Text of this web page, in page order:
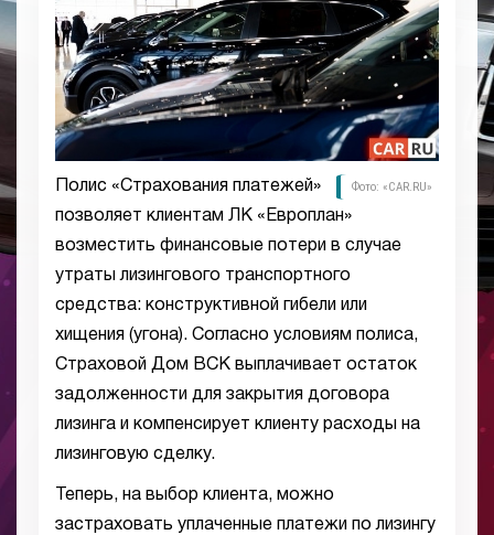
Фото: «CAR.RU»
Полис «Страхования платежей»
позволяет клиентам ЛК «Европлан»
возместить финансовые потери в случае
утраты лизингового транспортного
средства: конструктивной гибели или
хищения (угона). Согласно условиям полиса,
Страховой Дом ВСК выплачивает остаток
задолженности для закрытия договора
лизинга и компенсирует клиенту расходы на
лизинговую сделку.
Теперь, на выбор клиента, можно
застраховать уплаченные платежи по лизингу